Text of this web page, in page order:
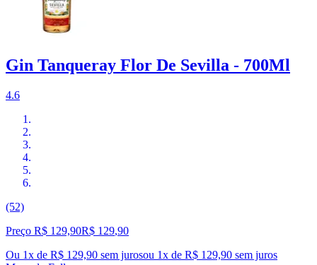
Gin Tanqueray Flor De Sevilla - 700Ml
4.6
(52)
Preço R$ 129,90R$ 129,90
Ou 1x de R$ 129,90 sem jurosou 1x de R$ 129,90 sem juros